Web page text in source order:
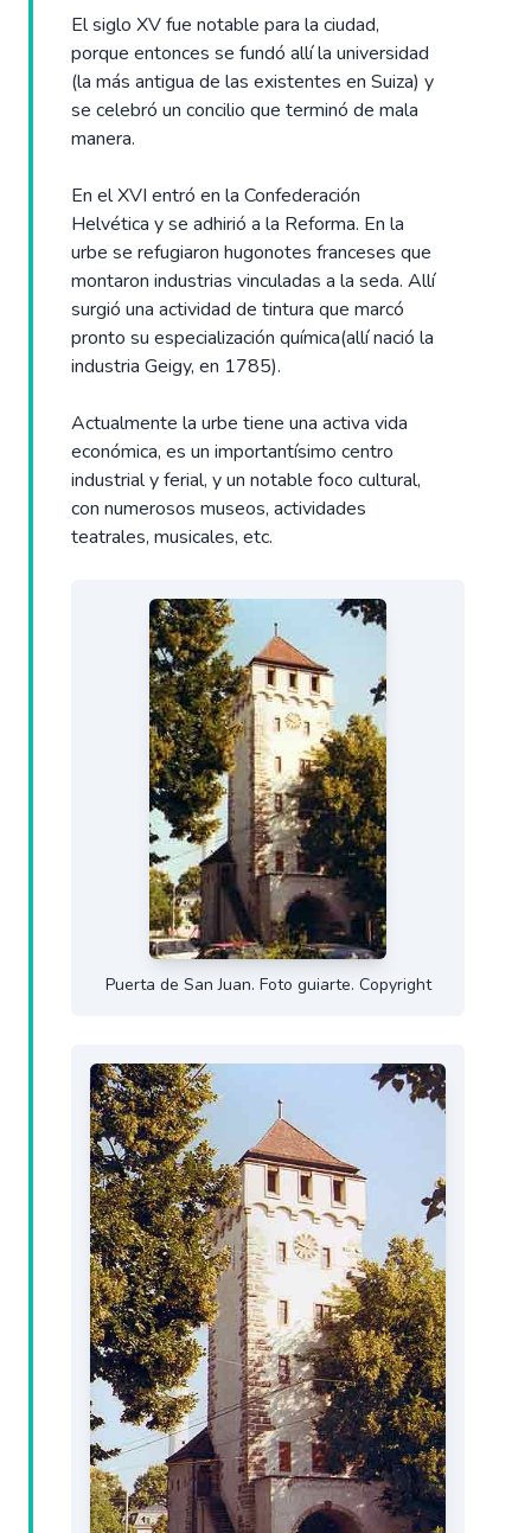
El siglo XV fue notable para la ciudad,
porque entonces se fundó allí la universidad
(la más antigua de las existentes en Suiza) y
se celebró un concilio que terminó de mala
manera.
En el XVI entró en la Confederación
Helvética y se adhirió a la Reforma. En la
urbe se refugiaron hugonotes franceses que
montaron industrias vinculadas a la seda. Allí
surgió una actividad de tintura que marcó
pronto su especialización química(allí nació la
industria Geigy, en 1785).
Actualmente la urbe tiene una activa vida
económica, es un importantísimo centro
industrial y ferial, y un notable foco cultural,
con numerosos museos, actividades
teatrales, musicales, etc.
Puerta de San Juan. Foto guiarte. Copyright